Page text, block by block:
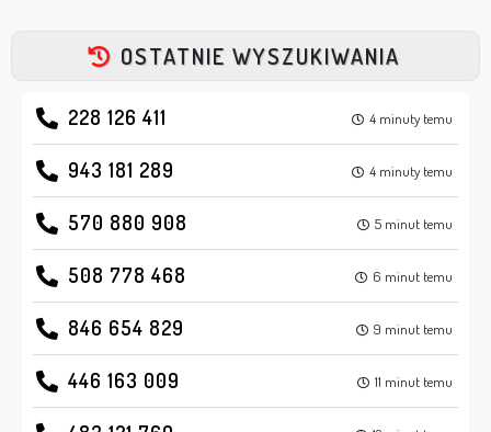
OSTATNIE WYSZUKIWANIA
228 126 411 4 minuty temu
943 181 289 4 minuty temu
570 880 908 5 minut temu
508 778 468 6 minut temu
846 654 829 9 minut temu
446 163 009 11 minut temu